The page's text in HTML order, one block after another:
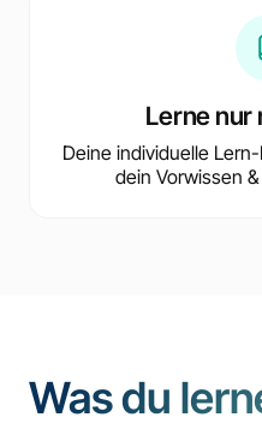
Lerne nur
Deine individuelle
dein Vorwissen
Was du